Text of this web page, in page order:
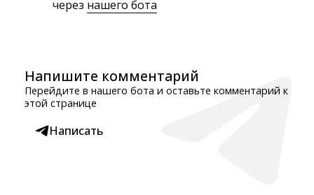
через нашего бота
Напишите комментарий
Перейдите в нашего бота и оставьте комментарий к
этой странице
Написать